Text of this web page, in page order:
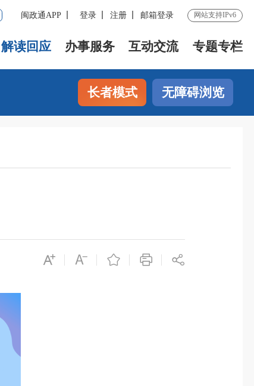
闽政通APP 登录 注册 邮箱登录 网站支持IPv6
解读回应 办事服务 互动交流 专题专栏
长者模式 无障碍浏览